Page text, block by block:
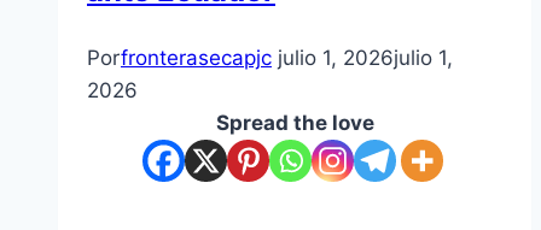
Porfronterasecapjc julio 1, 2026julio 1,
2026
Spread the love